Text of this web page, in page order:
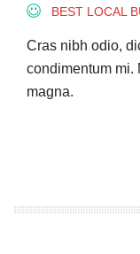
BEST LOCAL
Cras nibh odio,
condimentum mi.
magna.